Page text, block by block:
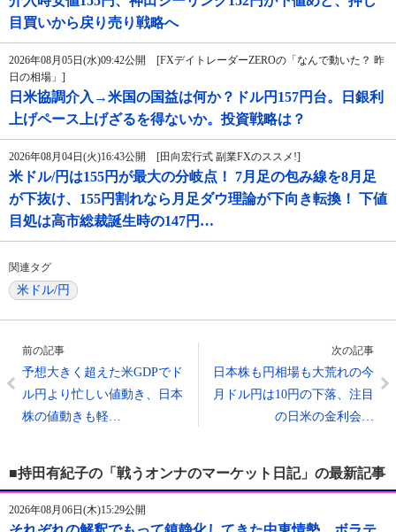
目買いから戻り売り戦略へ
2026年08月05日(水)09:42公開 [FXデイトレーダーZEROの「なんで動いた？ 昨
日の相場」]
日米協調介入→米国の国益は何か？ドル円157円台。日銀利
上げペース上げざるを得ないか。投資戦略は？
2026年08月04日(火)16:43公開 [田向宏行式 副業FXのススメ!]
米ドル/円は155円が最大の分岐点！ 7月足の包み線を8月足
が下抜け、155円割れなら月足ダウ理論が下向き転換！ 下値
目処は高市総裁誕生時の147円…
関連タグ
米ドル/円
前の記事
予想大きく超えた米GDPでド
ル円より忙しい値動き、日本
株の値動きも軽…
次の記事
日本株も円相場も大荒れの今
月ドル円は10円の下落、注目
の日米の金利会…
■持田有紀子の「戦うオンナのマーケット日記」の最新記事
2026年08月06日(木)15:29公開